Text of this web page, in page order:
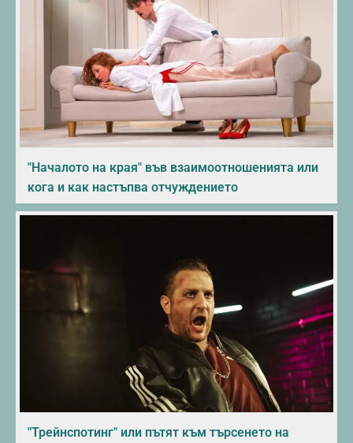
"Началото на края" във взаимоотношенията или
кога и как настъпва отчуждението
"Трейнспотинг" или пътят към търсенето на